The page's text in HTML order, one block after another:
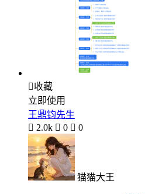
收藏
立即使用
王鼎钧先生
 2.0k  0  0
猫猫大王